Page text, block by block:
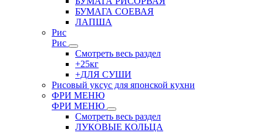
БУМАГА СОЕВАЯ
ЛАПША
Рис
Рис
Смотреть весь раздел
+25кг
+ДЛЯ СУШИ
Рисовый уксус для японской кухни
ФРИ МЕНЮ
ФРИ МЕНЮ
Смотреть весь раздел
ЛУКОВЫЕ КОЛЬЦА